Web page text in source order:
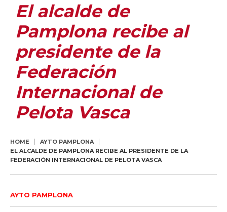
El alcalde de
Pamplona recibe al
presidente de la
Federación
Internacional de
Pelota Vasca
HOME
AYTO PAMPLONA
EL ALCALDE DE PAMPLONA RECIBE AL PRESIDENTE DE LA
FEDERACIÓN INTERNACIONAL DE PELOTA VASCA
AYTO PAMPLONA